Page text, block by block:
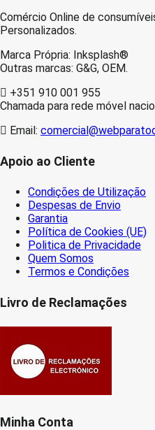
Comércio Online de
Personalizados.
Marca Própria: Inksplash®
Outras marcas: G&G, OEM.
+351 910 001 955
Chamada para rede móvel
Email:
Apoio ao Cliente
Condições de Utilização
Despesas de Envio
Garantia
Política de Cookies (UE)
Politica de Privacidade
Quem Somos
Termos e Condições
Livro de Reclamações
Minha Conta